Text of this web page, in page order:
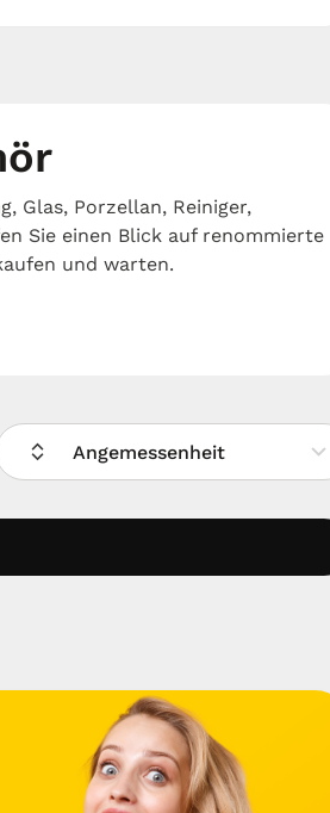
Glas, Porzellan, Reiniger,
Sie einen Blick auf renommierte
und warten.
Angemessenheit